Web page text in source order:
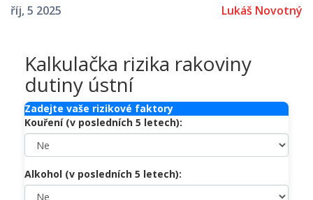
říj, 5 2025 Lukáš Novotný
Kalkulačka rizika rakoviny
dutiny ústní
Zadejte vaše rizikové faktory
Kouření (v posledních 5 letech):
Alkohol (v posledních 5 letech):